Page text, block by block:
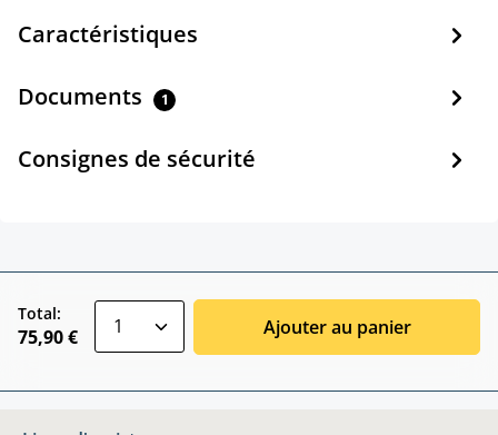
Caractéristiques
Documents 1
Consignes de sécurité
Total:
75,90 € Ajouter au panier